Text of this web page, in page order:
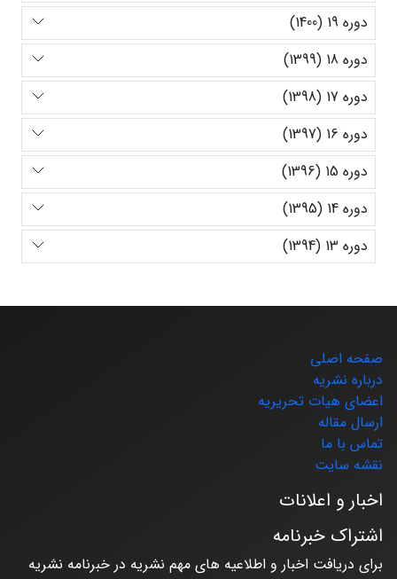
دوره 19 (1400)
دوره 18 (1399)
دوره 17 (1398)
دوره 16 (1397)
دوره 15 (1396)
دوره 14 (1395)
دوره 13 (1394)
صفحه اصلی
درباره نشریه
اعضای هیات تحریریه
ارسال مقاله
تماس با ما
نقشه سایت
اخبار و اعلانات
اشتراک خبرنامه
برای دریافت اخبار و اطلاعیه های مهم نشریه در خبرنامه نشریه